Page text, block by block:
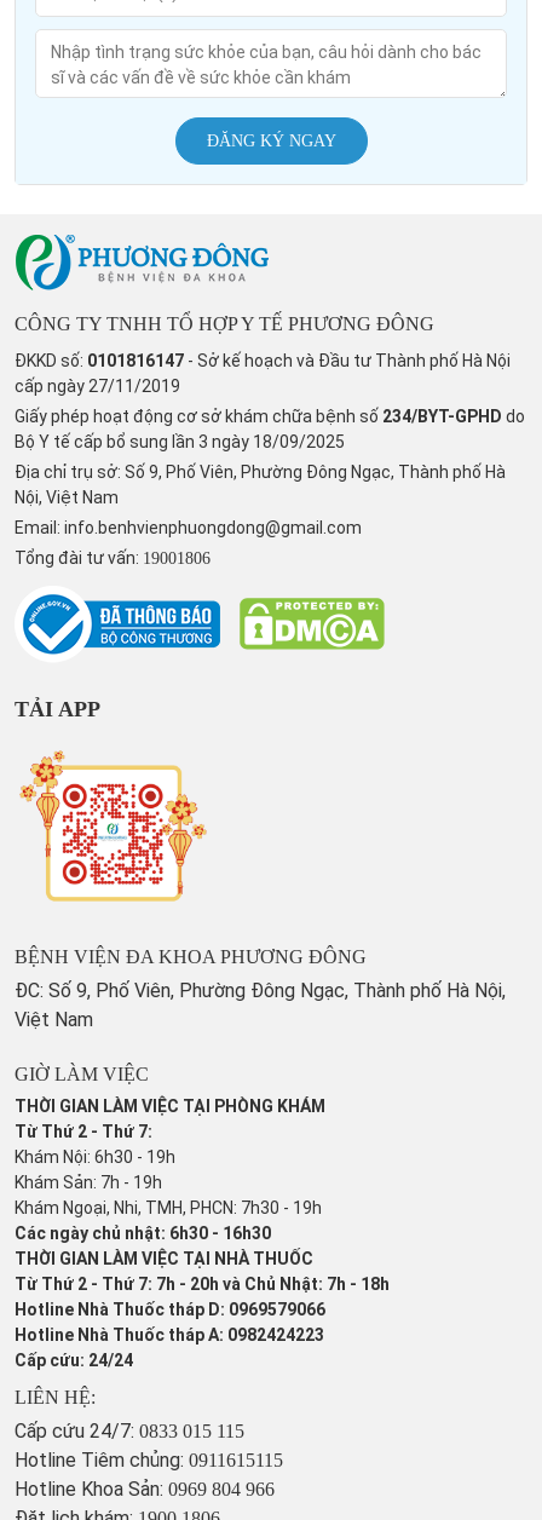
ĐĂNG KÝ NGAY
CÔNG TY TNHH TỔ HỢP Y TẾ PHƯƠNG ĐÔNG
ĐKKD số: 0101816147 - Sở kế hoạch và Đầu tư Thành phố Hà Nội
cấp ngày 27/11/2019
Giấy phép hoạt động cơ sở khám chữa bệnh số 234/BYT-GPHD do
Bộ Y tế cấp bổ sung lần 3 ngày 18/09/2025
Địa chỉ trụ sở: Số 9, Phố Viên, Phường Đông Ngạc, Thành phố Hà
Nội, Việt Nam
Email: info.benhvienphuongdong@gmail.com
Tổng đài tư vấn: 19001806
TẢI APP
BỆNH VIỆN ĐA KHOA PHƯƠNG ĐÔNG
ĐC: Số 9, Phố Viên, Phường Đông Ngạc, Thành phố Hà Nội,
Việt Nam
GIỜ LÀM VIỆC
THỜI GIAN LÀM VIỆC TẠI PHÒNG KHÁM
Từ Thứ 2 - Thứ 7:
Khám Nội: 6h30 - 19h
Khám Sản: 7h - 19h
Khám Ngoại, Nhi, TMH, PHCN: 7h30 - 19h
Các ngày chủ nhật: 6h30 - 16h30
THỜI GIAN LÀM VIỆC TẠI NHÀ THUỐC
Từ Thứ 2 - Thứ 7: 7h - 20h và Chủ Nhật: 7h - 18h
Hotline Nhà Thuốc tháp D: 0969579066
Hotline Nhà Thuốc tháp A: 0982424223
Cấp cứu: 24/24
LIÊN HỆ:
Cấp cứu 24/7: 0833 015 115
Hotline Tiêm chủng: 0911615115
Hotline Khoa Sản: 0969 804 966